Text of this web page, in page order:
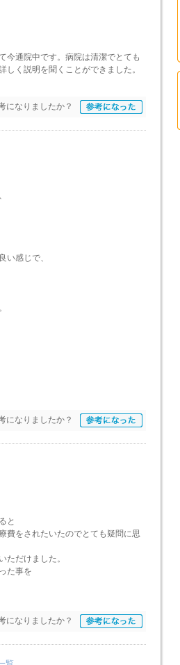
今通院中です。病院は清潔でとても
しく説明を聞くことができました。
になりましたか？
い感じで、
になりましたか？
と
費をされたいたのでとても疑問に思
ただけました。
た事を
になりましたか？